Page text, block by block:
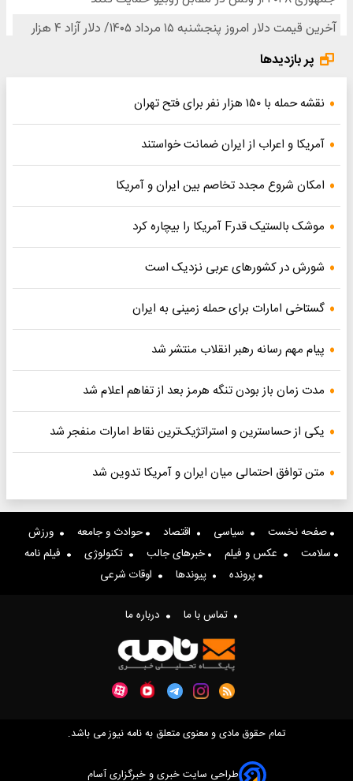
پر بازدیدها
نقشه حمله با ۱۵۰ هزار نفر برای فتح تهران
آمریکا و اعراب از ایران ضمانت خواستند
امکان شروع مجدد تخاصم‌ بین ایران و آمریکا
موشک بالستیک قدرF آمریکا را بیچاره کرد
شورش در کشورهای عربی نزدیک است
گستاخی امارات برای حمله زمینی به ایران
پیام مهم رسانه رهبر انقلاب منتشر شد
مدت زمان باز بودن تنگه هرمز بعد از تفاهم اعلام شد
یکی از حساسترین و استراتژیک‌ترین نقاط امارات منفجر شد
متن توافق احتمالی میان ایران و آمریکا تدوین شد
صفحه نخست سیاسی اقتصاد حوادث و جامعه
ورزش
سلامت
عکس و فیلم خبرهای جالب تکنولوژی
فیلم نامه
پرونده
پیوندها اوقات شرعی
تماس با ما درباره ما
تمام حقوق مادی و معنوی متعلق به نامه نیوز می باشد.
طراحی سایت خبری و خبرگزاری آسام